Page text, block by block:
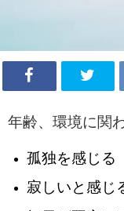
年齢、環境に関
孤独を感じる
寂しいと感じ